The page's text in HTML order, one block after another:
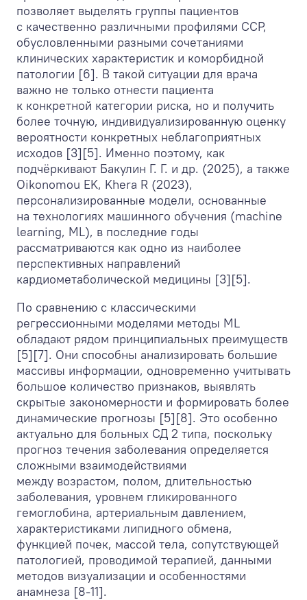
позволяет выделять группы пациентов
с качественно различными профилями ССР,
обусловленными разными сочетаниями
клинических характеристик и коморбидной
патологии [6]. В такой ситуации для врача
важно не только отнести пациента
к конкретной категории риска, но и получить
более точную, индивидуализированную оценку
вероятности конкретных неблагоприятных
исходов [3][5]. Именно поэтому, как
подчёркивают Бакулин Г. Г. и др. (2025), а также
Oikonomou EK, Khera R (2023),
персонализированные модели, основанные
на технологиях машинного обучения (machine
learning, ML), в последние годы
рассматриваются как одно из наиболее
перспективных направлений
кардиометаболической медицины [3][5].
По сравнению с классическими
регрессионными моделями методы ML
обладают рядом принципиальных преимуществ
[5][7]. Они способны анализировать большие
массивы информации, одновременно учитывать
большое количество признаков, выявлять
скрытые закономерности и формировать более
динамические прогнозы [5][8]. Это особенно
актуально для больных СД 2 типа, поскольку
прогноз течения заболевания определяется
сложными взаимодействиями
между возрастом, полом, длительностью
заболевания, уровнем гликированного
гемоглобина, артериальным давлением,
характеристиками липидного обмена,
функцией почек, массой тела, сопутствующей
патологией, проводимой терапией, данными
методов визуализации и особенностями
анамнеза [8-11].